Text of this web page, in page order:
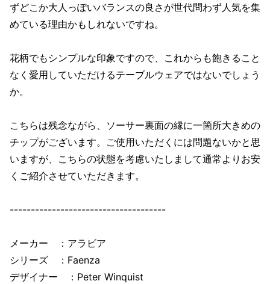
ずどこか大人っぽいバランスの良さが世代問わず人気を集
めている理由かもしれないですね。
花柄でもシンプルな印象ですので、これからも飽きること
なく愛用していただけるテーブルウェアではないでしょう
か。
こちらは残念ながら、ソーサー裏面の縁に一箇所大きめの
チップがございます。ご使用いただくには問題ないかと思
いますが、こちらの状態を考慮いたしまして通常よりお安
くご紹介させていただきます。
-------------------------------------
メーカー ：アラビア
シリーズ ：Faenza
デザイナー ：Peter Winquist